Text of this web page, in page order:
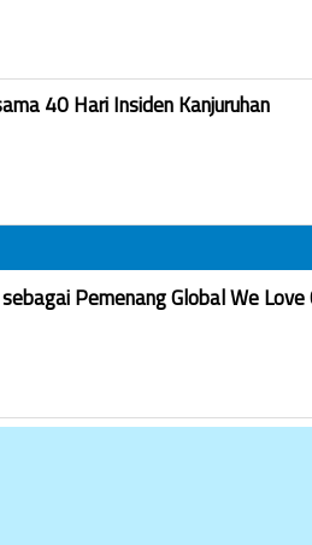
40 Hari Insiden Kanjuruhan
Pemenang Global We